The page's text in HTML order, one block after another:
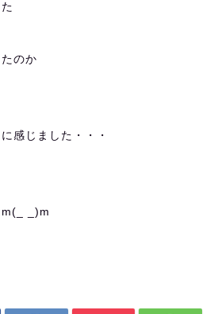
のか
感じました・・・
m(_ _)m